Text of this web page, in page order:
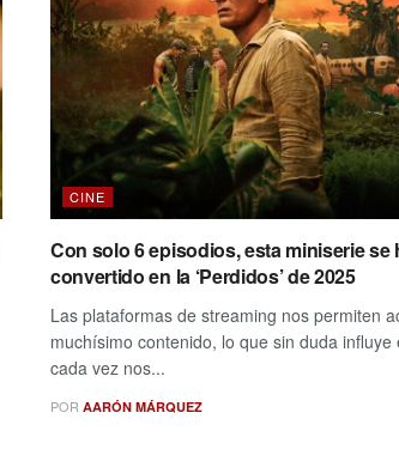
CINE
Con solo 6 episodios, esta miniserie se
convertido en la ‘Perdidos’ de 2025
Las plataformas de streaming nos permiten
muchísimo contenido, lo que sin duda influye
cada vez nos...
POR AARÓN MÁRQUEZ